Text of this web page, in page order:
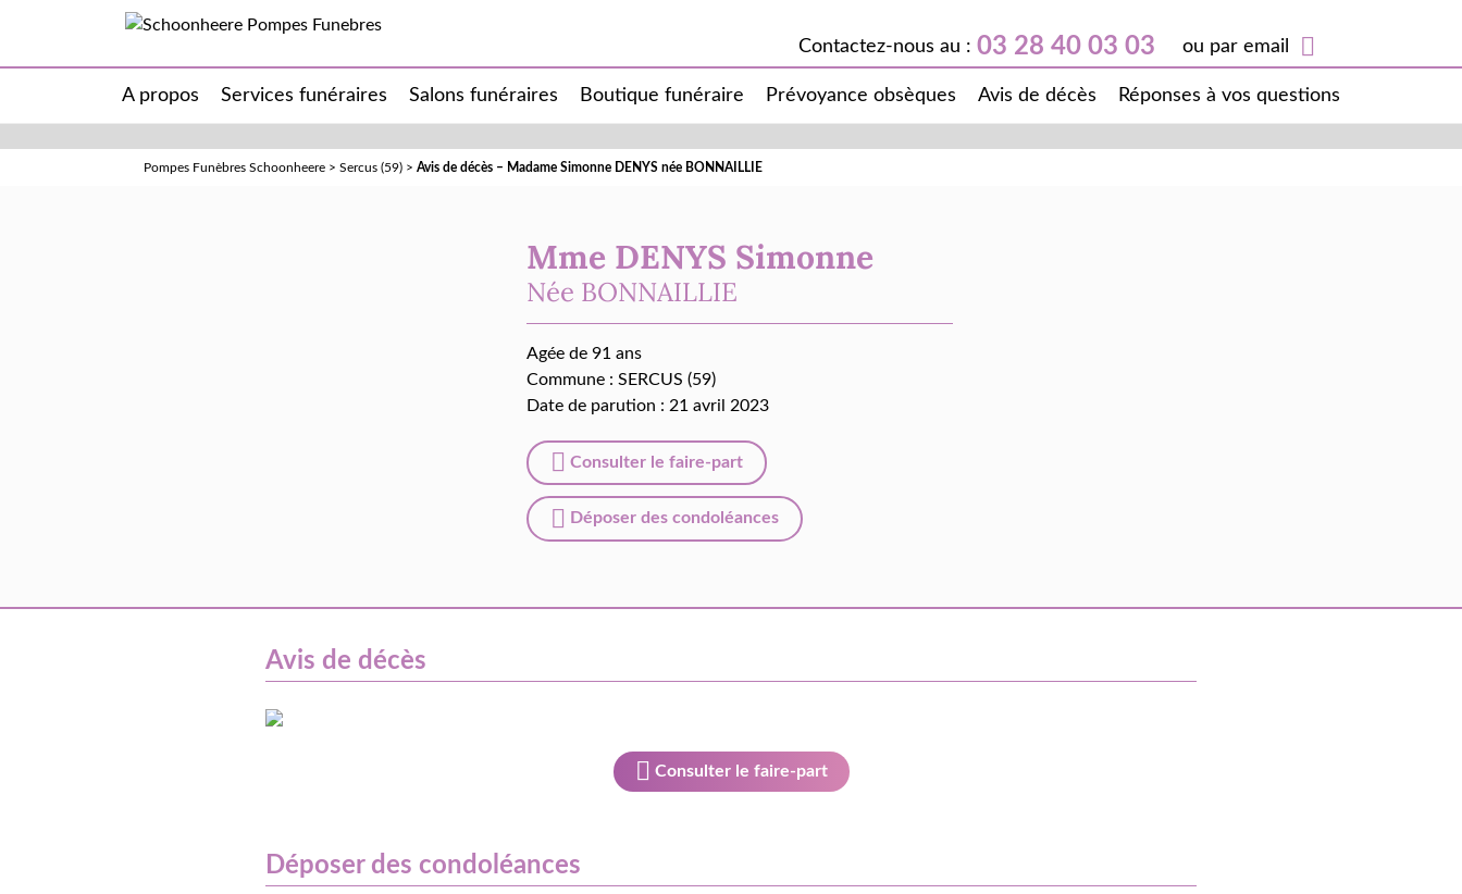
Contactez-nous au : 03 28 40 03 03 ou par email
A propos Services funéraires Salons funéraires Boutique funéraire Prévoyance obsèques Avis de décès Réponses à vos questions
Pompes Funèbres Schoonheere > Sercus (59) > Avis de décès – Madame Simonne DENYS née BONNAILLIE
Mme DENYS Simonne
Née BONNAILLIE
Agée de 91 ans
Commune : SERCUS (59)
Date de parution : 21 avril 2023
Consulter le faire-part
Déposer des condoléances
Avis de décès
Consulter le faire-part
Déposer des condoléances